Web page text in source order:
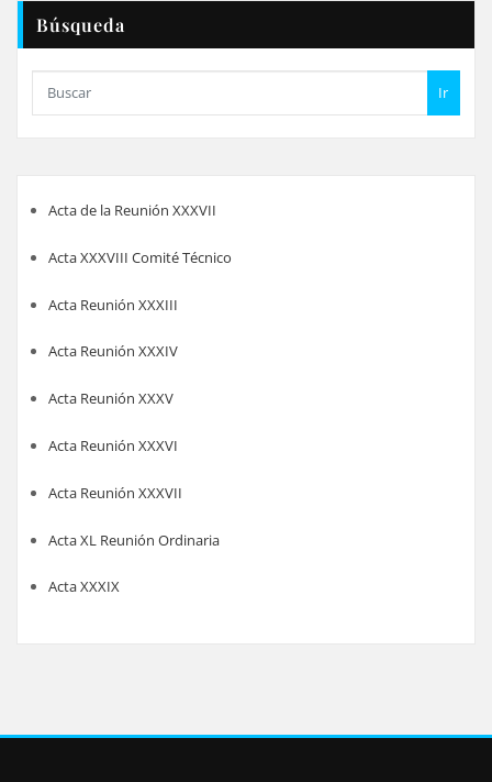
entradas
Búsqueda
Ir
Acta de la Reunión XXXVII
Acta XXXVIII Comité Técnico
Acta Reunión XXXIII
Acta Reunión XXXIV
Acta Reunión XXXV
Acta Reunión XXXVI
Acta Reunión XXXVII
Acta XL Reunión Ordinaria
Acta XXXIX